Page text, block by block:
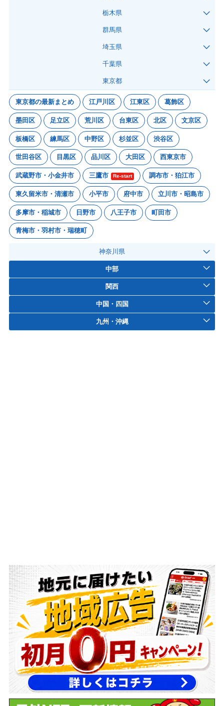
栃木県
群馬県
埼玉県
千葉県
東京都
東京都の最新まとめ 江戸川区 江東区 葛飾区
墨田区 足立区 荒川区 台東区 北区 文京区
板橋区 練馬区 中野区 杉並区 渋谷区
世田谷区 目黒区 品川区 大田区 西東京市
武蔵野市・小金井市 三鷹市 Re-start 調布市・狛江市
東久留米市・清瀬市 小平市 府中市 立川市・昭島市
多摩市・稲城市 日野市 八王子市 町田市
青梅市・羽村市・瑞穂町
神奈川県
中部
関西
中国・四国
九州・沖縄